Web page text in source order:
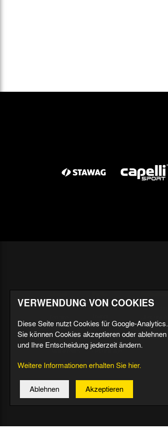
Nachrichten
Tivoli Echo
Dauerkarten-
Deal
Mannschaft &
Spiele & Tabelle
Statistik
Trainingsplan
Datenschutz
Kontakt
VERWENDUNG VON COOKIES
Diese Seite nutzt Cookies für Google-Analytics.
Sie können Cookies akzeptieren oder ablehnen
und Ihre Entscheidung jederzeit ändern.
Weitere Informationen erhalten Sie hier.
Ablehnen Akzeptieren